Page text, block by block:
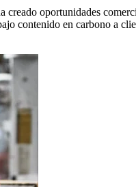
oportunidades
contenido en carbono a